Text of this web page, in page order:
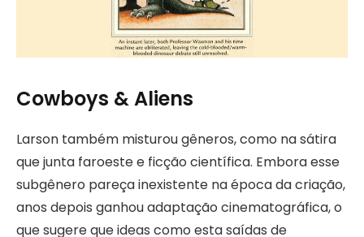
Cowboys & Aliens
Larson também misturou gêneros, como na sátira
que junta faroeste e ficção científica. Embora esse
subgênero pareça inexistente na época da criação,
anos depois ganhou adaptação cinematográfica, o
que sugere que ideas como esta saídas de